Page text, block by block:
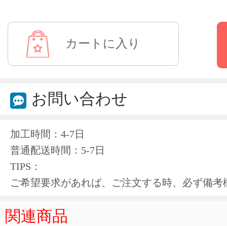
お問い合わせ
加工時間：4-7日
普通配送時間：5-7日
TIPS：
ご希望要求があれば、ご注文する時、必ず備
関連商品